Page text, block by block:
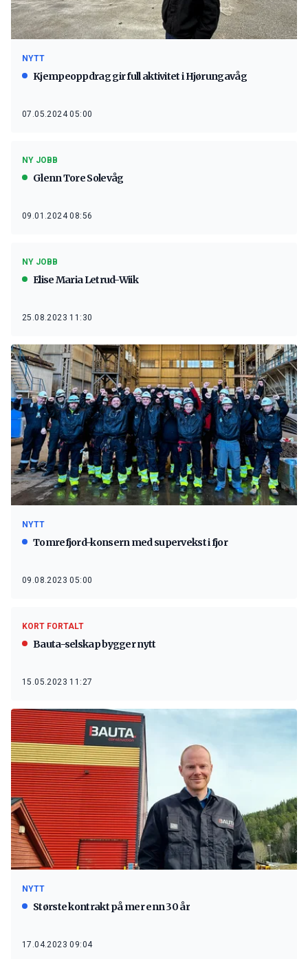
NYTT
Kjempeoppdrag gir full aktivitet i Hjørungavåg
07.05.2024 05:00
NY JOBB
Glenn Tore Solevåg
09.01.2024 08:56
NY JOBB
Elise Maria Letrud-Wiik
25.08.2023 11:30
NYTT
Tomrefjord-konsern med supervekst i fjor
09.08.2023 05:00
KORT FORTALT
Bauta-selskap bygger nytt
15.05.2023 11:27
NYTT
Største kontrakt på mer enn 30 år
17.04.2023 09:04